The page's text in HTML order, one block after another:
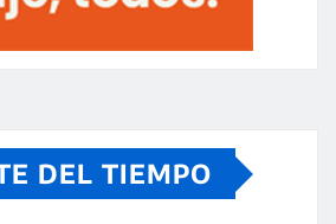
DEL TIEMPO